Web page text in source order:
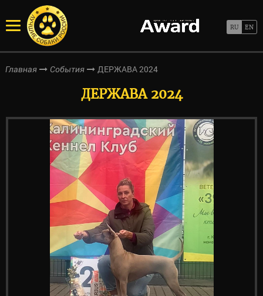
Главная События ДЕРЖАВА 2024
ДЕРЖАВА 2024